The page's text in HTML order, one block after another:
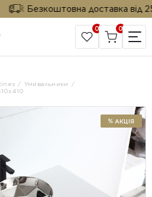
Безкоштовна доставка від 25
САЙТ КОМПАНІЇ
0 0
Умивальники